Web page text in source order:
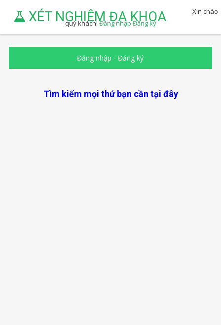
XÉT NGHIỆM ĐA KHOA
Xin chào
quý khách!Đăng nhậpĐăng ký
Đăng nhập -Đăng ký
Tìm kiếm mọi thứ bạn cần tại đây